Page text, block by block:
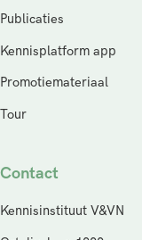
Publicaties
Kennisplatform app
Promotiemateriaal
Tour
Contact
Kennisinstituut V&VN